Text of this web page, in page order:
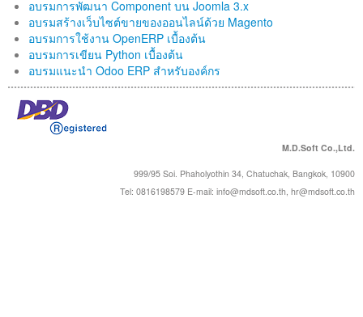
อบรมการพัฒนา Component บน Joomla 3.x
อบรมสร้างเว็บไซต์ขายของออนไลน์ด้วย Magento
อบรมการใช้งาน OpenERP เบื้องต้น
อบรมการเขียน Python เบื้องต้น
อบรมแนะนำ Odoo ERP สำหรับองค์กร
M.D.Soft Co.,Ltd.
999/95 Soi. Phaholyothin 34, Chatuchak, Bangkok, 10900
Tel: 0816198579 E-mail: info@mdsoft.co.th, hr@mdsoft.co.th